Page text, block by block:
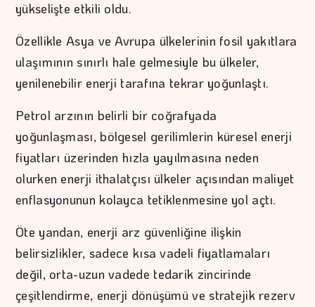
yükselişte etkili oldu.
Özellikle Asya ve Avrupa ülkelerinin fosil yakıtlara
ulaşımının sınırlı hale gelmesiyle bu ülkeler,
yenilenebilir enerji tarafına tekrar yoğunlaştı.
Petrol arzının belirli bir coğrafyada
yoğunlaşması, bölgesel gerilimlerin küresel enerji
fiyatları üzerinden hızla yayılmasına neden
olurken enerji ithalatçısı ülkeler açısından maliyet
enflasyonunun kolayca tetiklenmesine yol açtı.
Öte yandan, enerji arz güvenliğine ilişkin
belirsizlikler, sadece kısa vadeli fiyatlamaları
değil, orta-uzun vadede tedarik zincirinde
çeşitlendirme, enerji dönüşümü ve stratejik rezerv